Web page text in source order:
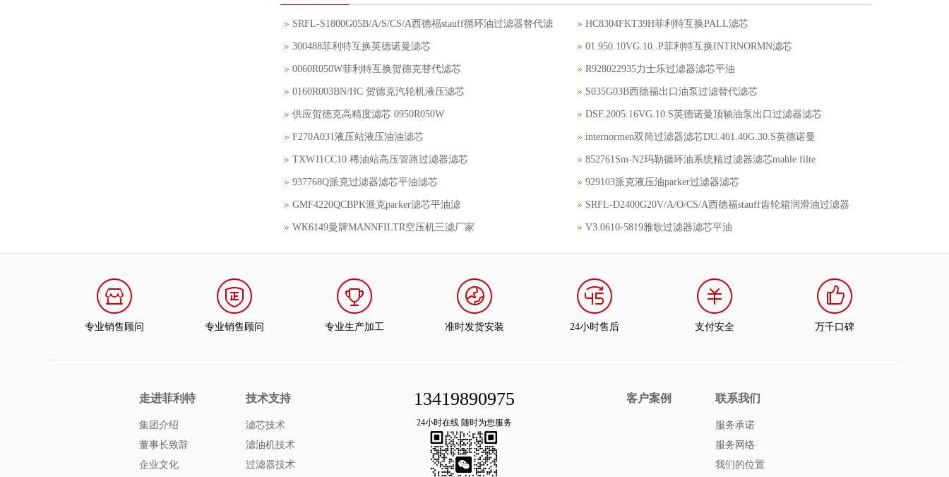
SRFL-S1800G05B/A/S/CS/A西德福stauff循环油过滤器替代滤 HC8304FKT39H菲利特互换PALL滤芯
300488菲利特互换英德诺曼滤芯 01.950.10VG.10..P菲利特互换INTRNORMN滤芯
0060R050W菲利特互换贺德克替代滤芯 R928022935力士乐过滤器滤芯平油
0160R003BN/HC 贺德克汽轮机液压滤芯 S035G03B西德福出口油泵过滤替代滤芯
供应贺德克高精度滤芯 0950R050W DSF.2005.16VG.10.S英德诺曼顶轴油泵出口过滤器滤芯
F270A031液压站液压油油滤芯 internormen双筒过滤器滤芯DU.401.40G.30.S英德诺曼
TXW11CC10 稀油站高压管路过滤器滤芯 852761Sm-N2玛勒循环油系统精过滤器滤芯mahle filte
937768Q派克过滤器滤芯平油滤芯 929103派克液压油parker过滤器滤芯
GMF4220QCBPK派克parker滤芯平油滤 SRFL-D2400G20V/A/O/CS/A西德福stauff齿轮箱润滑油过滤器
WK6149曼牌MANNFILTR空压机三滤厂家 V3.0610-5819雅歌过滤器滤芯平油
专业销售顾问 专业销售顾问 专业生产加工 准时发货安装 24小时售后 支付安全 万千口碑
走进菲利特
集团介绍
董事长致辞
企业文化
技术支持
滤芯技术
滤油机技术
过滤器技术
13419890975
24小时在线 随时为您服务
客户案例 联系我们
服务承诺
服务网络
我们的位置